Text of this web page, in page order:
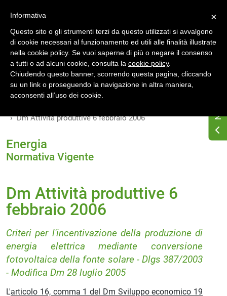
Home
Osservatorio di normativa energetica
Normativa energetica nazionale
Dm Attività produttive 6 febbraio 2006
Energia
Normativa Vigente
Dm Attività produttive 6
febbraio 2006
Criteri per l'incentivazione della produzione di
energia elettrica mediante conversione
fotovoltaica della fonte solare - Dlgs 387/2003
- Modifica Dm 28 luglio 2005
L'articolo 16, comma 1 del Dm Sviluppo economico 19
×
Informativa
Questo sito o gli strumenti terzi da questo utilizzati si avvalgono
di cookie necessari al funzionamento ed utili alle finalità illustrate
nella cookie policy. Se vuoi saperne di più o negare il consenso
a tutti o ad alcuni cookie, consulta la cookie policy.
Chiudendo questo banner, scorrendo questa pagina, cliccando
su un link o proseguendo la navigazione in altra maniera,
acconsenti all’uso dei cookie.